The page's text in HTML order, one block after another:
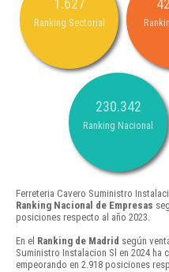
1.627
Ranking Sectorial
230.342
Ranking Nacional
Ferreteria Cavero Suministro
Ranking Nacional de Empresas
posiciones respecto al año 2023.
En el Ranking de Madrid según
Suministro Instalacion Sl en 2024 ha
empeorando en 2.918 posiciones